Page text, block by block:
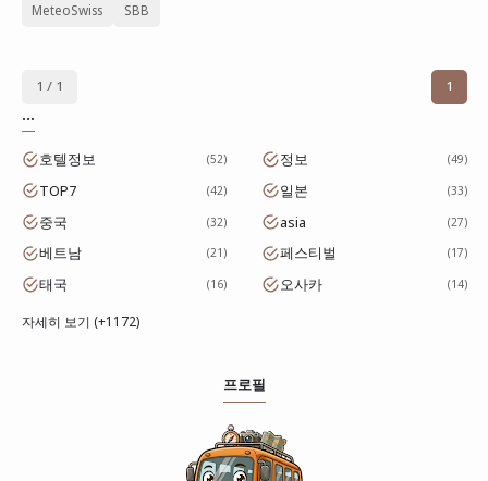
MeteoSwiss SBB
1 / 1
1
...
호텔정보 52 정보 49
TOP7 42 일본 33
중국 32 asia 27
베트남 21 페스티벌 17
태국 16 오사카 14
자세히 보기 (+1172)
프로필